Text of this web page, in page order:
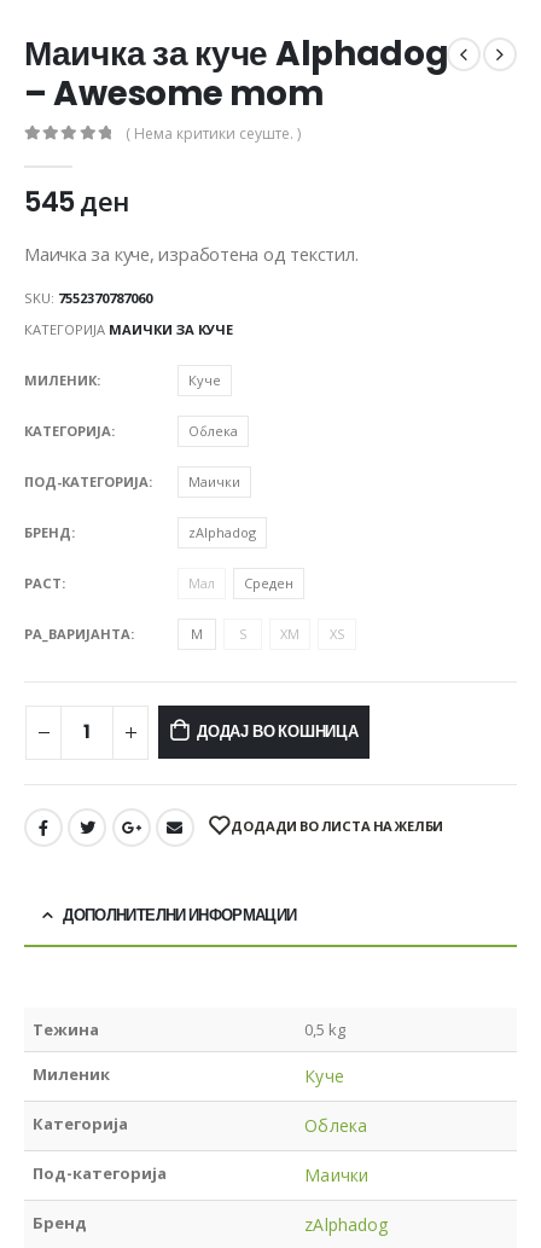
Маичка за куче Alphadog
– Awesome mom
( Нема критики сеуште. )
545ден
Маичка за куче, изработена од текстил.
SKU: 7552370787060
КАТЕГОРИЈА МАИЧКИ ЗА КУЧЕ
МИЛЕНИК Куче
КАТЕГОРИЈА Облека
ПОД-КАТЕГОРИЈА Маички
БРЕНД zAlphadog
РАСТ Мал Среден
PA_ВАРИЈАНТА M S XM XS
ДОДАЈ ВО КОШНИЦА
ДОДАДИ ВО ЛИСТА НА ЖЕЛБИ
ДОПОЛНИТЕЛНИ ИНФОРМАЦИИ
Тежина 0,5 kg
Миленик Куче
Категорија Облека
Под-категорија Маички
Бренд zAlphadog